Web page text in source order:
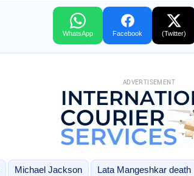
WhatsApp Facebook (Twitter)
ADVERTISEMENT
Michael Jackson Lata Mangeshkar death